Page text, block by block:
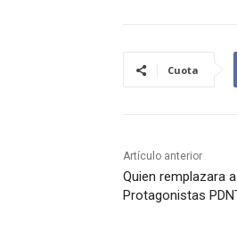
Cuota
Artículo anterior
Quien remplazara
Protagonistas